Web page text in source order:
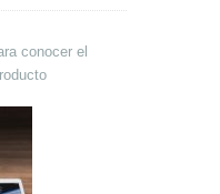
conocer el